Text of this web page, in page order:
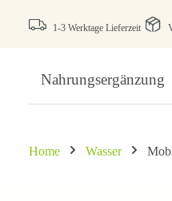
1-3 Werktage Lieferzeit
Nahrungsergänzung
Home Wasser